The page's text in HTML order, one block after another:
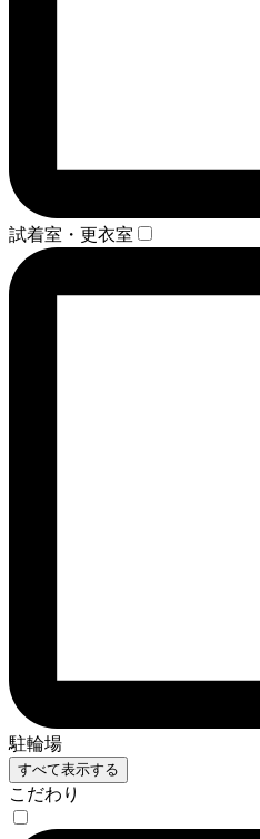
試着室・更衣室
駐輪場
すべて表示する
こだわり